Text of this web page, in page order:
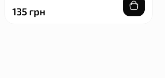
135 грн